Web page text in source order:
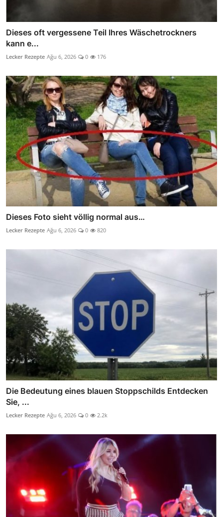
Dieses oft vergessene Teil Ihres Wäschetrockners
kann e...
Lecker Rezepte Ağu 6, 2026 0 176
Dieses Foto sieht völlig normal aus…
Lecker Rezepte Ağu 6, 2026 0 820
Die Bedeutung eines blauen Stoppschilds Entdecken
Sie, ...
Lecker Rezepte Ağu 6, 2026 0 2.2k